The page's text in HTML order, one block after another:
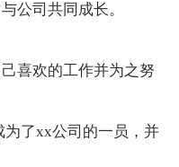
公司共同成长。
喜欢的工作并为之努
为了xx公司的一员，并